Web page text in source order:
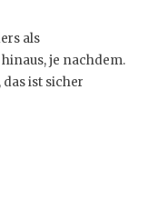
als
je nachdem.
ist sicher